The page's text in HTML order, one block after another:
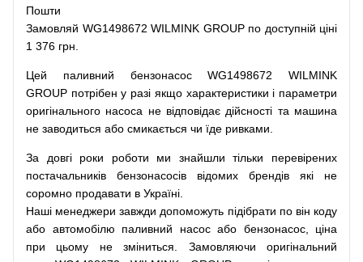
Пошти
Замовляй WG1498672 WILMINK GROUP по доступній ціні
1 376 грн.
Цей паливний бензонасосWG1498672 WILMINK
GROUP потрібен у разі якщо характеристики і параметри
оригінального насоса не відповідає дійсності та машина
не заводиться або смикається чи їде ривками
За довгі роки роботи ми знайшли тільки
перевірених
постачальників
бензонасосів відомих брендів які
не
соромно продавати в Україні.
Наші менеджери завжди допоможуть підібрати по він коду
або автомобілю паливний насос або бензонасос,
ціна
при
цьому не зміниться Замовляючи
оригінальний